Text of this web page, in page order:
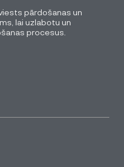
pārdošanas un
lai uzlabotu un
procesus.